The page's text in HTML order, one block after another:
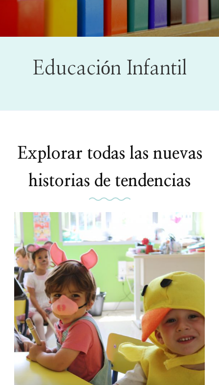
Educación Infantil
Explorar todas las nuevas
historias de tendencias